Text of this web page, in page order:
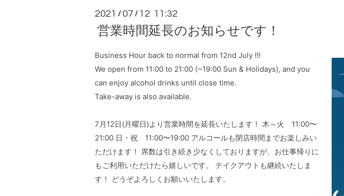
2021 / 07 / 12 11:32
営業時間延長のお知らせです！
Business Hour back to normal from 12nd July !!!
We open from 11:00 to 21:00 (~19:00 Sun & Holidays), and you
can enjoy alcohol drinks until close time.
Take-away is also available.
7月12日(月曜日)より営業時間を延長いたします！ 木～火　11:00〜
21:00 日・祝　11:00〜19:00 アルコールも閉店時間までお楽しみい
ただけます！ 席数は引き続き少なくしておりますが、お仕事帰りに
もご利用いただけたら嬉しいです。 テイクアウトも継続いたしま
す！ どうぞよろしくお願いいたします。